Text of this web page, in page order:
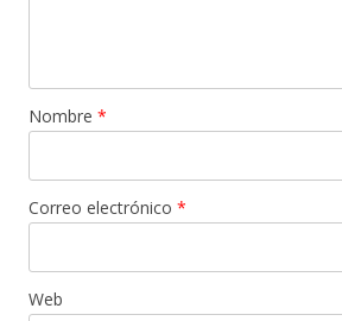
Nombre *
Correo electrónico *
Web